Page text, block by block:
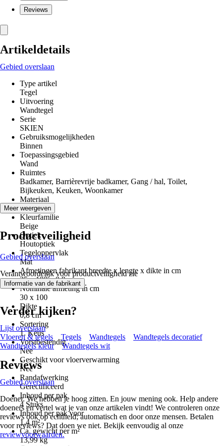
Reviews
Artikeldetails
Gebied overslaan
Type artikel
Tegel
Uitvoering
Wandtegel
Serie
SKIEN
Gebruiksmogelijkheden
Binnen
Toepassingsgebied
Wand
Ruimtes
Badkamer, Barrièrevrije badkamer, Gang / hal, Toilet,
Bijkeuken, Keuken, Woonkamer
Materiaal
Steengoed
Kleurfamilie
Beige
Optiek
Houtoptiek
Tegeloppervlak
Mat
Afmetingen fabrikant breedte x lengte x dikte in cm
35 x 100 x 0.8 cm
Nominale afmeting in cm
30 x 100
Dikte
0,8 cm
Sortering
1. Keus
Vorstbestendig
Nee
Geschikt voor vloerverwarming
Nee
Randafwerking
Gerectificeerd
Inhoud per pak
4 Stuks
Inhoud per pak voor
1,4 m²
Ca. gewicht per m²
13,99 kg
Meer weergeven
Productveiligheid
Gebied overslaan
Verantwoordelijk voor productveiligheid zie
Informatie van de fabrikant .
Verder kijken?
Lijst overslaan
Vloeren & tegels
Tegels Wandtegels
Wandtegels decoratief
Wandtegels kleur
Wandtegels wit
Reviews
Gebied overslaan
Doener. We hebben je hoog zitten. En jouw mening ook. Help andere
doeners en vertel wat je van onze artikelen vindt! We controleren onze
reviews ook op echtheid; automatisch en door onze mensen. Betalen
voor reviews? Dat doen we niet. Bekijk eenvoudig al onze
reviewvoorwaarden.